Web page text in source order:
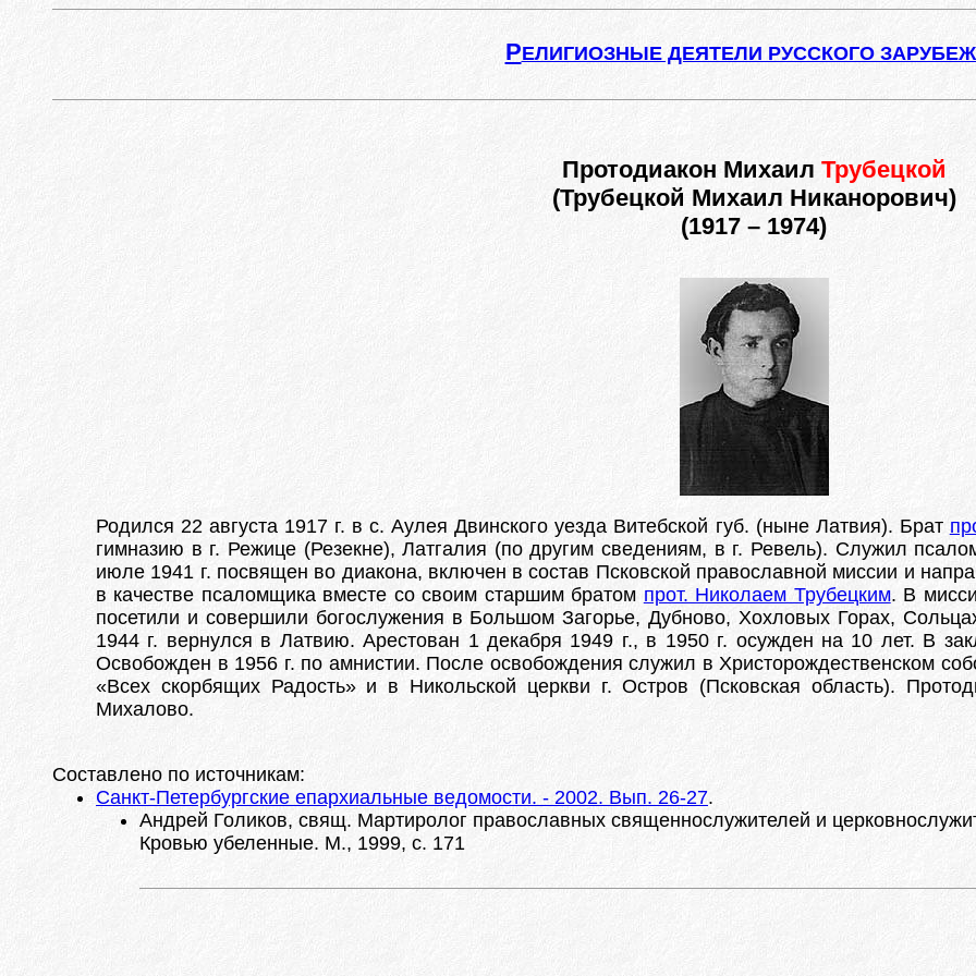
РЕЛИГИОЗНЫЕ ДЕЯТЕЛИ РУССКОГО
Протодиакон Михаил Трубецкой
(Трубецкой Михаил Никанорович)
(1917 – 1974)
Родился 22 августа 1917 г. в с. Аулея Двинского уезда Витебской губ. (ныне Латвия). Брат
гимназию в г. Режице (Резекне), Латгалия (по другим сведениям, в г. Ревель). Служил
июле 1941 г. посвящен во диакона, включен в состав Псковской православной миссии и
в качестве псаломщика вместе со своим старшим братом прот. Николаем Трубецким. В
посетили и совершили богослужения в Большом Загорье, Дубново, Хохловых Горах,
1944 г. вернулся в Латвию. Арестован 1 декабря 1949 г., в 1950 г. осужден на 10 лет. В
Освобожден в 1956 г. по амнистии. После освобождения служил в Христорождественском
«Всех скорбящих Радость» и в Никольской церкви г. Остров (Псковская область).
Михалово.
Составлено по источникам:
Санкт-Петербургские епархиальные ведомости. - 2002. Вып. 26-27.
Андрей Голиков, свящ. Мартиролог православных священнослужителей и
Кровью убеленные. М., 1999, с. 171